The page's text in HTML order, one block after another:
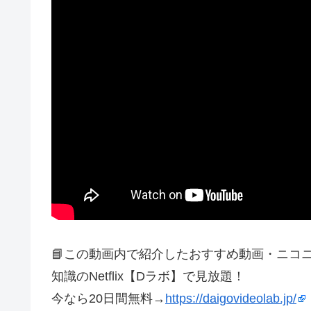
📘この動画内で紹介したおすすめ動画・ニコ
知識のNetflix【Dラボ】で見放題！
今なら20日間無料→ https://daigovideolab.jp/